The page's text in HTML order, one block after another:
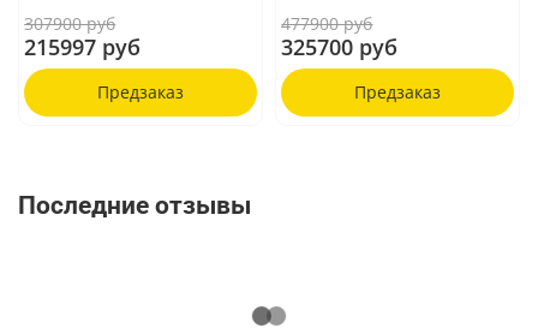
307900 руб
215997 руб
Предзаказ
477900 руб
325700 руб
Предзаказ
Последние отзывы